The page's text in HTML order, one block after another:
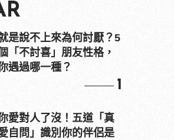
是說不上來為何討厭？5
「不討喜」朋友性格，
遇過哪一種？
1
愛對人了沒！五道「真
自問」識別你的伴侶是